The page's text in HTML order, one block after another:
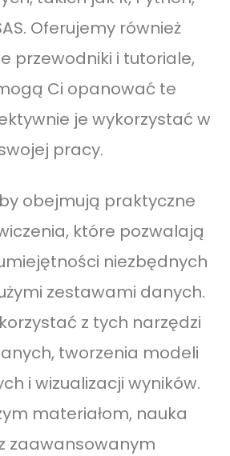
Oferujemy również
przewodniki i tutoriale,
Ci opanować te
je wykorzystać w
pracy.
obejmują praktyczne
które pozwalają
niezbędnych
zestawami danych.
z tych narzędzi
tworzenia modeli
i wizualizacji wyników.
materiałom, nauka
zaawansowanym